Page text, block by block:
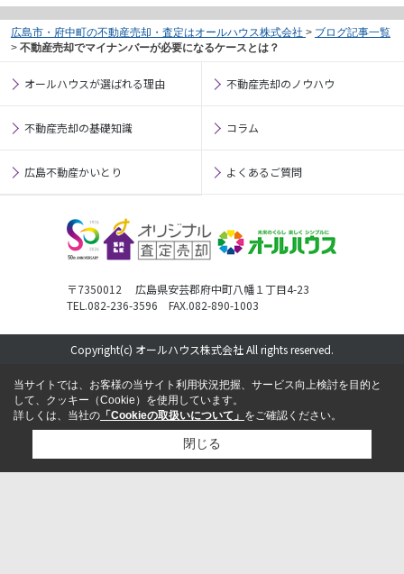
広島市・府中町の不動産売却・査定はオールハウス株式会社 > ブログ記事一覧
> 不動産売却でマイナンバーが必要になるケースとは？
オールハウスが選ばれる理由 不動産売却のノウハウ
不動産売却の基礎知識 コラム
広島不動産かいとり よくあるご質問
〒7350012 広島県安芸郡府中町八幡１丁目4-23
TEL.082-236-3596 FAX.082-890-1003
Copyright(c) オールハウス株式会社 All rights reserved.
当サイトでは、お客様の当サイト利用状況把握、サービス向上検討を目的と
して、クッキー（Cookie）を使用しています。
詳しくは、当社の 「Cookieの取扱いについて」 をご確認ください。
閉じる